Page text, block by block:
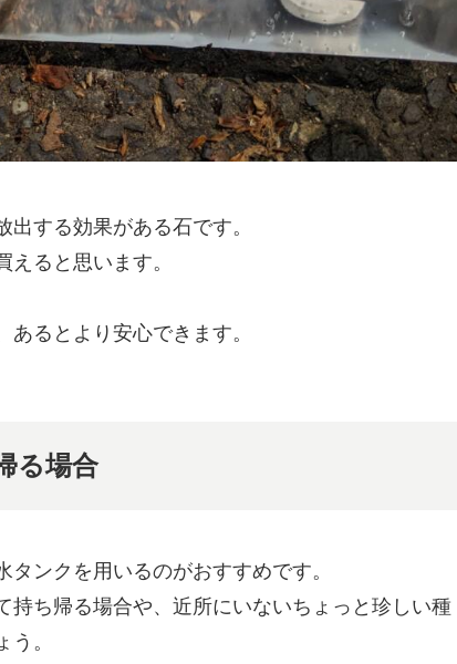
する効果がある石です。
ると思います。
あるとより安心できます。
る場合
ンクを用いるのがおすすめです。
持ち帰る場合や、近所にいないちょっと珍しい種
。